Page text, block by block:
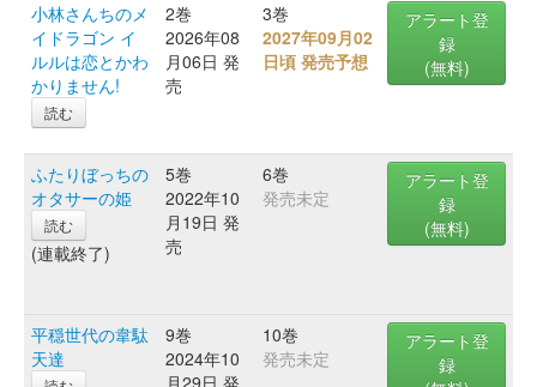
小林さんちのメ
イドラゴン イ
ルルは恋とかわ
かりません!
読む
2巻
2026年08
月06日 発
売
3巻
2027年09月02
日頃 発売予想
アラート登
録
(無料)
ふたりぼっちの
オタサーの姫
読む
(連載終了)
5巻
2022年10
月19日 発
売
6巻
発売未定
アラート登
録
(無料)
平穏世代の韋駄
天達
9巻
2024年10
月29日 発
10巻
発売未定
アラート登
録